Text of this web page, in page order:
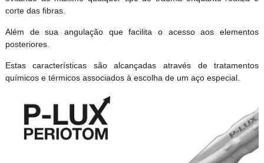
corte das fibras.
Além de sua angulação que facilita o acesso aos elementos
posteriores.
Estas características são alcançadas através de tratamentos
químicos e térmicos associados à escolha de um aço especial.